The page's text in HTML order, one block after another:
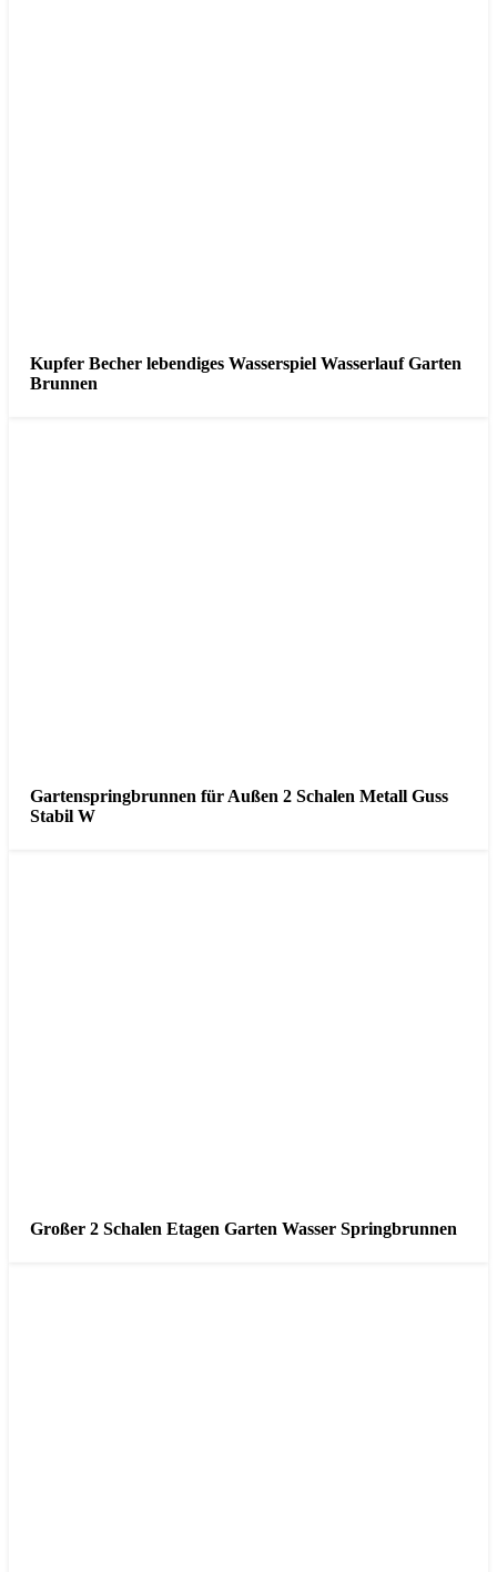
Kupfer Becher lebendiges Wasserspiel Wasserlauf Garten
Brunnen
Gartenspringbrunnen für Außen 2 Schalen Metall Guss
Stabil W
Großer 2 Schalen Etagen Garten Wasser Springbrunnen